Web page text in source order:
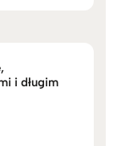
i długim